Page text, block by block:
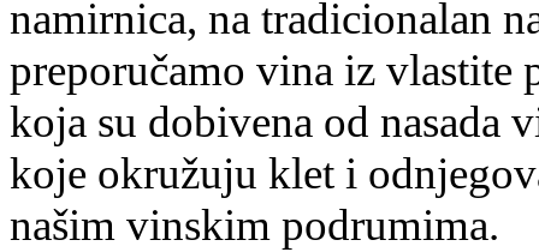
namirnica, na tradicionalan
preporučamo vina iz vlastite
koja su dobivena od nasada
koje okružuju klet i
našim vinskim podrumima.